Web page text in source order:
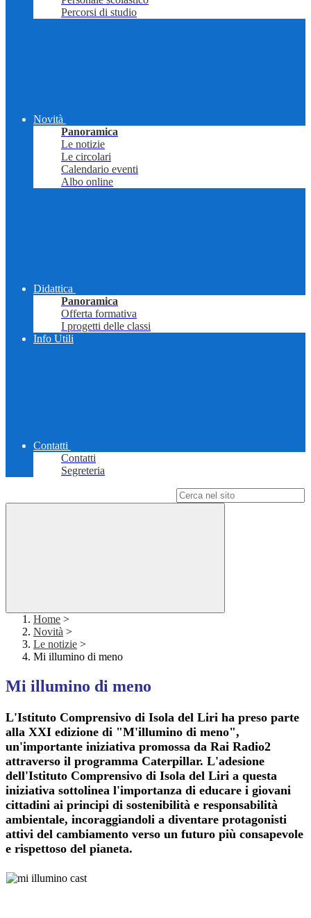
Percorsi di studio
Novità
Panoramica
Le notizie
Le circolari
Calendario eventi
Albo online
Didattica
Panoramica
Offerta formativa
I progetti delle classi
Info Utili
Contatti
Contatti
Segreteria
Home >
Novità >
Le notizie >
Mi illumino di meno
Mi illumino di meno
L'Istituto Comprensivo di Isola del Liri ha preso parte
alla XXI edizione di "M'illumino di meno",
un'importante iniziativa promossa da Rai Radio2
attraverso il programma Caterpillar. L'adesione
dell'Istituto Comprensivo di Isola del Liri a questa
iniziativa sottolinea l'importanza di educare i giovani
cittadini ai principi di sostenibilità e responsabilità
ambientale, incoraggiandoli a diventare protagonisti
attivi del cambiamento verso un futuro più consapevole
e rispettoso del pianeta.